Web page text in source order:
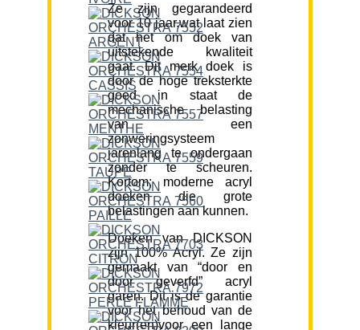
Ze zijn gegarandeerd
voor 10 jaar,wat laat zien
dat het om doek van
uitstekende kwaliteit
gaat. Dit merk doek is
door de hoge treksterkte
goed in staat de
mechanische belasting
van een
zonweringsysteem
jarenlang te ondergaan
zonder te scheuren.
Kortom; moderne acryl
doeken die grote
belastingen aan kunnen.
Doeken van DICKSON
zijn 100% Acryl. Ze zijn
gemaakt van “door en
door geverfd” acryl
garen. Dit is de garantie
voor het behoud van de
kleur(en)voor een lange